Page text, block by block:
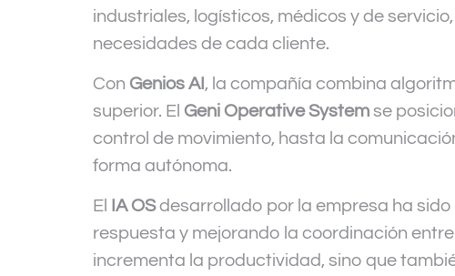
industriales, logísticos, médicos y de
necesidades de cada cliente.
Con Genios AI , la compañía combina
superior. El Geni Operative System se
control de movimiento, hasta la
forma autónoma.
El IA OSdesarrollado por la empresa ha
respuesta y mejorando la coordinación
incrementa la productividad, sino que